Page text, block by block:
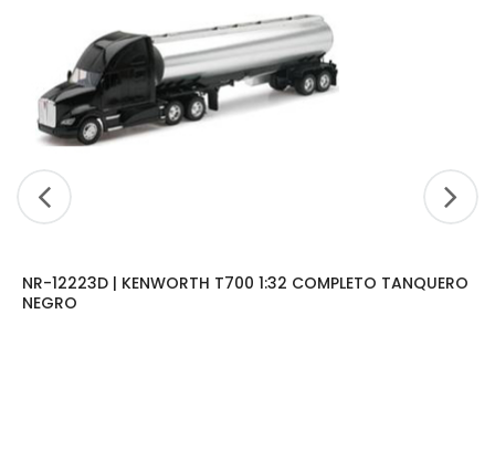
NR-12223D | KENWORTH T700 1:32 COMPLETO TANQUERO
NEGRO